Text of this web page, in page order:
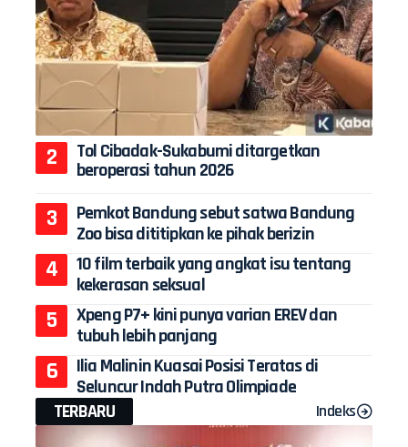
Tol Cibadak-Sukabumi ditargetkan
beroperasi tahun 2026
Pemkot Bandung sebut satwa Bandung
Zoo bisa dititipkan ke pihak berizin
10 film terbaik yang angkat isu tentang
kekerasan seksual
Xpeng P7+ kini punya varian EREV dan
tubuh lebih panjang
Ilia Malinin Kuasai Posisi Teratas di
Seluncur Indah Putra Olimpiade
TERBARU
Indeks